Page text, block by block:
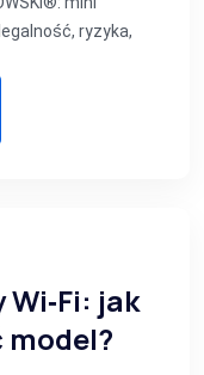
ryzyka,
jak
model?